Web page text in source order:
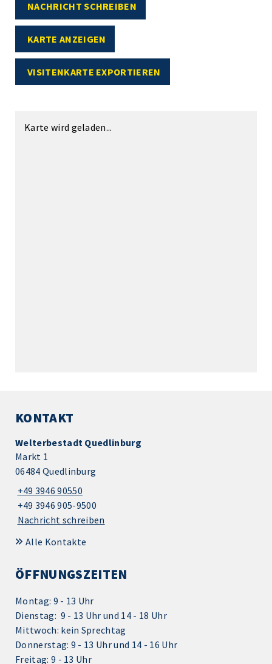
NACHRICHT SCHREIBEN
KARTE ANZEIGEN
VISITENKARTE EXPORTIEREN
Karte wird geladen...
KONTAKT
Welterbestadt Quedlinburg
Markt 1
06484 Quedlinburg
+49 3946 90550
+49 3946 905-9500
Nachricht schreiben
Alle Kontakte
ÖFFNUNGSZEITEN
Montag: 9 - 13 Uhr
Dienstag: 9 - 13 Uhr und 14 - 18 Uhr
Mittwoch: kein Sprechtag
Donnerstag: 9 - 13 Uhr und 14 - 16 Uhr
Freitag: 9 - 13 Uhr